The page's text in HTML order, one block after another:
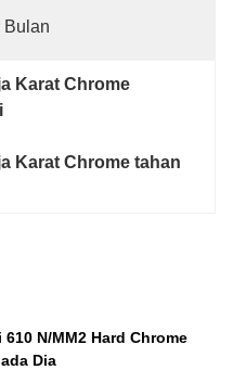
Bulan
Karat Chrome
Karat Chrome tahan
N/MM2 Hard Chrome
Dia